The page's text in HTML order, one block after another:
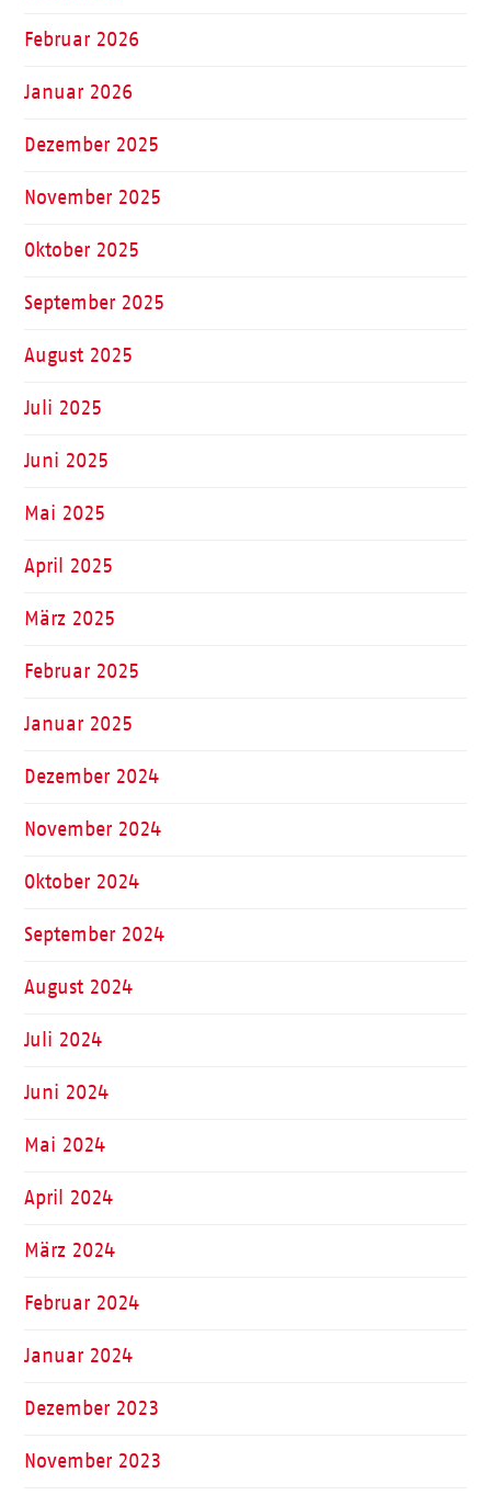
Februar 2026
Januar 2026
Dezember 2025
November 2025
Oktober 2025
September 2025
August 2025
Juli 2025
Juni 2025
Mai 2025
April 2025
März 2025
Februar 2025
Januar 2025
Dezember 2024
November 2024
Oktober 2024
September 2024
August 2024
Juli 2024
Juni 2024
Mai 2024
April 2024
März 2024
Februar 2024
Januar 2024
Dezember 2023
November 2023